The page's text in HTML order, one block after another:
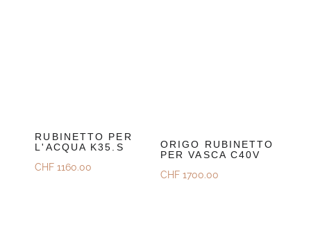
RUBINETTO PER
L'ACQUA K35.S
CHF 1160.00
ORIGO RUBINETTO
PER VASCA C40V
CHF1700.00